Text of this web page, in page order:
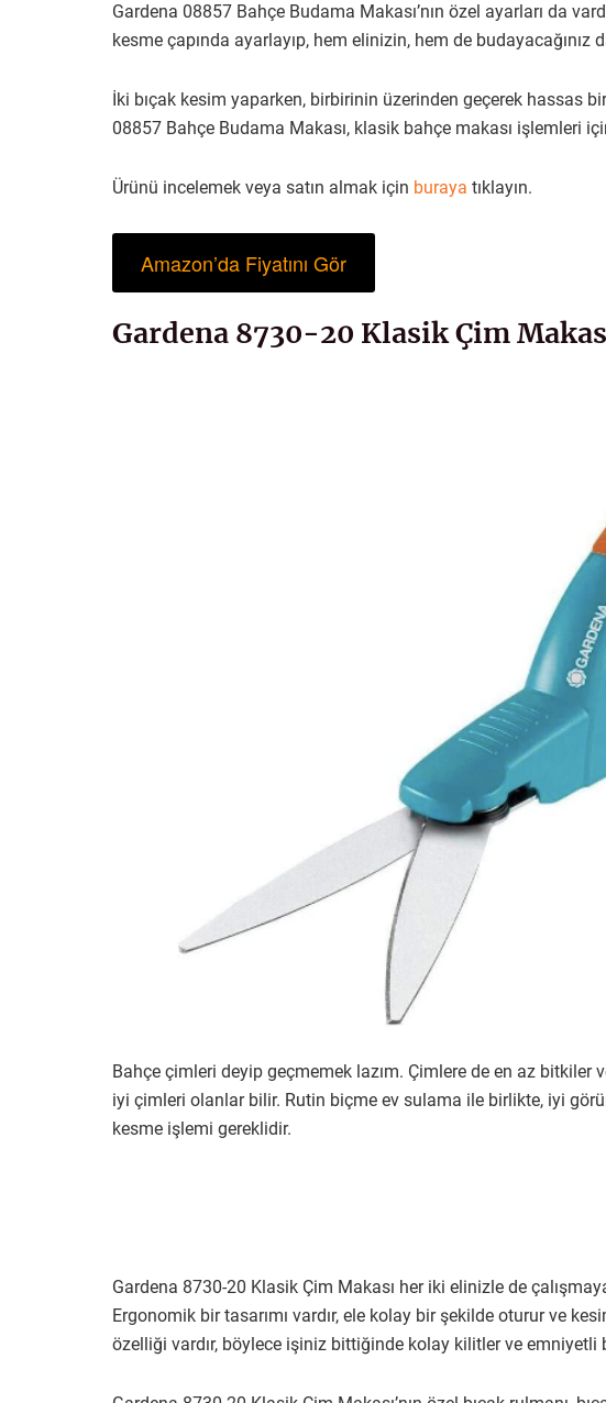
Gardena 08857 Bahçe Budama Makası’nın özel ayarları da
kesme çapında ayarlayıp, hem elinizin, hem de
İki bıçak kesim yaparken, birbirinin üzerinden geçerek hassas
08857 Bahçe Budama Makası, klasik bahçe makası işlemleri
Ürünü incelemek veya satın almak için buraya tıklayın.
Amazon’da Fiyatını Gör
Gardena 8730-20 Klasik Çim
Bahçe çimleri deyip geçmemek lazım. Çimlere de en az
iyi çimleri olanlar bilir. Rutin biçme ev sulama ile birlikte, iyi
kesme işlemi gereklidir.
Gardena 8730-20 Klasik Çim Makası her iki elinizle de
Ergonomik bir tasarımı vardır, ele kolay bir şekilde oturur ve
özelliği vardır, böylece işiniz bittiğinde kolay kilitler ve emniyetli